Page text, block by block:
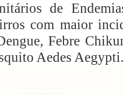
de
com maior
Febre
Aedes